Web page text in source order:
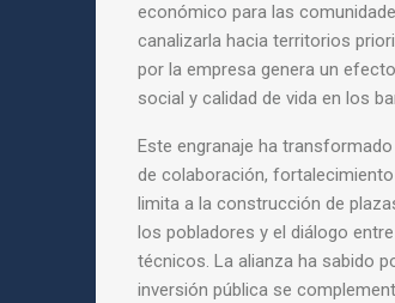
económico para las
canalizarla hacia territorios
por la empresa genera un
social y calidad de vida en los
Este engranaje ha
de colaboración,
limita a la construcción de
los pobladores y el diálogo
técnicos. La alianza ha sabido
inversión pública se